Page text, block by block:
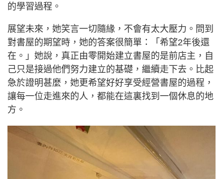
的學習過程。
展望未來，她笑言一切隨緣，不會有太大壓力。問到
對書屋的期望時，她的答案很簡單：「希望2年後還
在。」她說，真正由零開始建立書屋的是前店主，自
己只是接過他們努力建立的基礎，繼續走下去。比起
急於證明甚麼，她更希望好好享受經營書屋的過程，
讓每一位走進來的人，都能在這裏找到一個休息的地
方。